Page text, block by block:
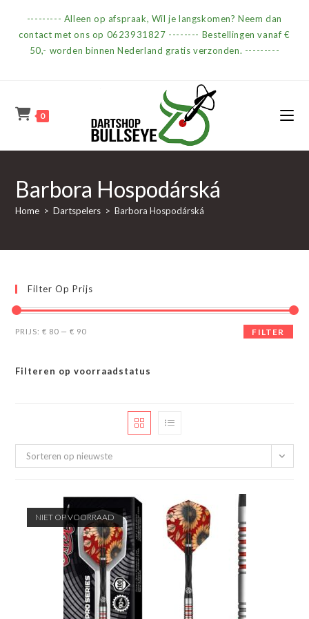
--------- Alleen op afspraak, Wil je langskomen? Neem dan
contact met ons op 0623931827 -------- Bestellingen vanaf €
50,- worden binnen Nederland gratis verzonden. ---------
0
Barbora Hospodárská
Home > Dartspelers > Barbora Hospodárská
Filter Op Prijs
Min.
Max.
FILTER
PRIJS:€ 80 —€ 90
Filteren op voorraadstatus
Sorteren op nieuwste
NIET OP VOORRAAD